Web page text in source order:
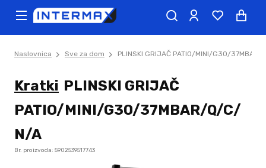
Naslovnica Sve za dom PLINSKI GRIJAČ PATIO/MINI/G30/
Kratki PLINSKI GRIJAČ
PATIO/MINI/G30/37MBAR/Q/C/
N/A
Br. proizvoda: 5902539517743